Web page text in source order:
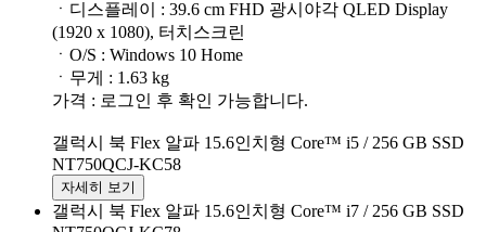
ㆍ디스플레이 : 39.6 cm FHD 광시야각 QLED Display
(1920 x 1080), 터치스크린
ㆍO/S : Windows 10 Home
ㆍ무게 : 1.63 kg
가격 : 로그인 후 확인 가능합니다.
갤럭시 북 Flex 알파 15.6인치형 Core™ i5 / 256 GB SSD
NT750QCJ-KC58
자세히 보기
갤럭시 북 Flex 알파 15.6인치형 Core™ i7 / 256 GB SSD